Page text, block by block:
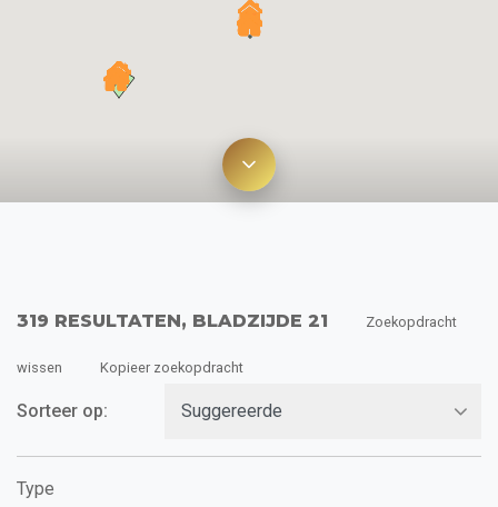
319 RESULTATEN, BLADZIJDE 21 Zoekopdracht
wissen Kopieer zoekopdracht
Sorteer op:
Type